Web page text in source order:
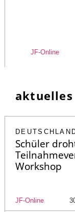
JF-Online
aktuelles
Schüler
Workshop
JF-Online